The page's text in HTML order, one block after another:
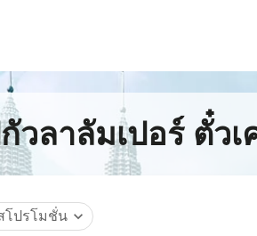
วลาลัมเปอร์ ตั๋ว
โปรโมชั่น expand_more